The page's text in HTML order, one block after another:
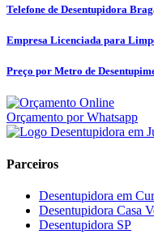
Telefone de Desentupidora
Empresa Licenciada para
Preço por Metro de
Orçamento por Whatsapp
Parceiros
Desentupidora em
Desentupidora Casa
Desentupidora SP